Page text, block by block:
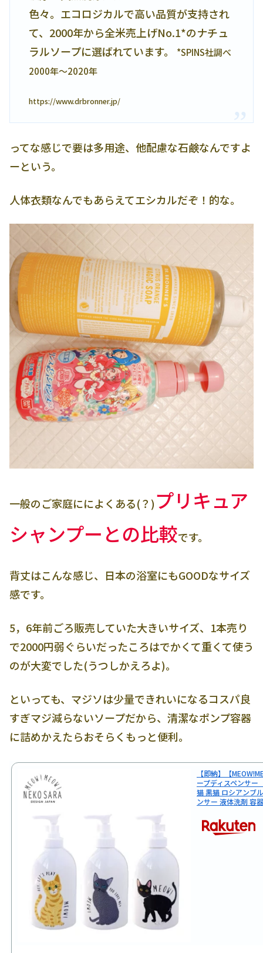
色々。エコロジカルで高い品質が支持され
て、2000年から全米売上げNo.1*のナチュ
ラルソープに選ばれています。
*SPINS社調べ
2000年～2020年
https://www.drbronner.jp/
ってな感じで要は多用途、他配慮な石鹸なんですよ
ーという。
人体衣類なんでもあらえてエシカルだぞ！的な。
一般のご家庭にによくある(？)プリキュア
シャンプーとの比較です。
背丈はこんな感じ、日本の浴室にもGOODなサイズ
感です。
5，6年前ごろ販売していた大きいサイズ、1本売り
で2000円弱ぐらいだったころはでかくて重くて使う
のが大変でした(うつしかえろよ)。
といっても、マジソは少量できれいになるコスパ良
すぎマジ減らないソープだから、清潔なポンプ容器
に詰めかえたらおそらくもっと便利。
【即納】【
ープディスペンサ
猫 黒猫 ロシアンブ
ンサー 液体洗剤 容器